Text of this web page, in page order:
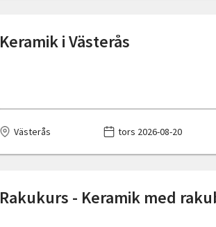
Keramik i Västerås
Västerås tors 2026-08-20
Rakukurs - Keramik med